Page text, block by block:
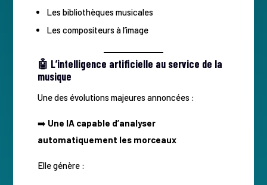
Les bibliothèques musicales
Les compositeurs à l’image
🤖 L’intelligence artificielle au service de la
musique
Une des évolutions majeures annoncées :
➡️ Une IA capable d’analyser
automatiquement les morceaux
Elle génère :